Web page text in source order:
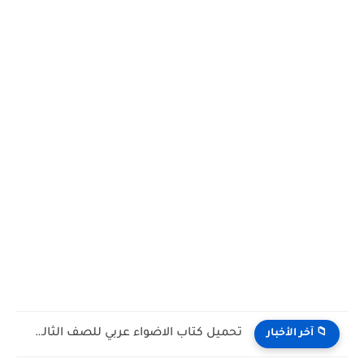
📁 آخر الأخبار